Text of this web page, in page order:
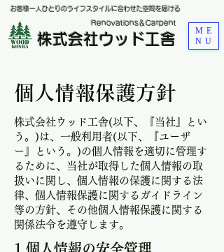
お客様一人ひとりのライフスタイルに合わせた空間を届ける
株式会社ウッド工舎
​Renovations＆Carpent
ME
NU
​個人情報保護方針
株式会社ウッド工舎(以下、『当社』とい
う。)は、一般利用者(以下、『ユーザ
ー』という。)の個人情報を適切に管理す
るために、当社が取得した個人情報の取
扱いに関し、個人情報の保護に関する法
律、個人情報保護に関するガイドライン
等の方針、その他個人情報保護に関する
関係法令を遵守します。
1.個人情報の安全管理